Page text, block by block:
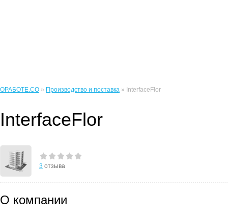
ОРАБОТЕ.CO » Производство и поставка » InterfaceFlor
InterfaceFlor
3 отзыва
О компании